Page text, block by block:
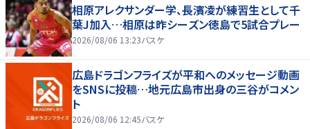
相原アレクサンダー学、長濱凌が練習生として千
葉J加入…相原は昨シーズン徳島で5試合プレー
2026/08/06 13:23バスケ
広島ドラゴンフライズが平和へのメッセージ動画
をSNSに投稿…地元広島市出身の三谷がコメン
ト
2026/08/06 12:45バスケ